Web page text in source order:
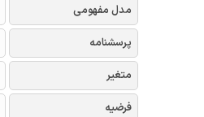
مدل مفهومی
پرسشنامه
متغیر
فرضیه